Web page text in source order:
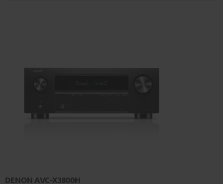
DENON AVC-X3800H